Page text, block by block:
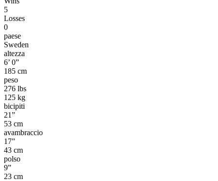
5
Losses
0
paese
Sweden
altezza
6’ 0”
185 cm
peso
276 lbs
125 kg
bicipiti
21”
53 cm
avambraccio
17”
43 cm
polso
9”
23 cm